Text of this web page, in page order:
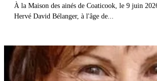
À la Maison des ainés de Coaticook, le 9 juin
Hervé David Bélanger, à l'âge de...